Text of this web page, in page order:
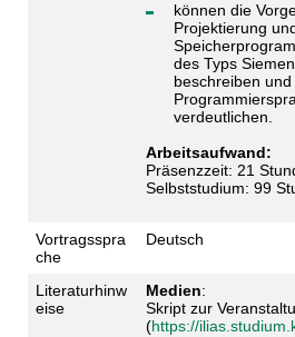
können die
Projektierung
des Typs
beschreiben
verdeutlichen.
Arbeitsaufwand:
Präsenzzeit: 21
Selbststudium: 99
Vortragsspra
che
Deutsch
Literaturhinw
eise
Medien:
Skript zur
(https://